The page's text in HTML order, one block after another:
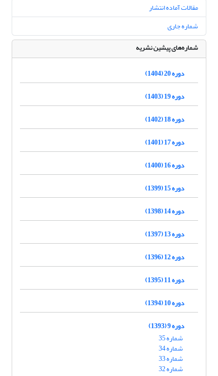
مقالات آماده انتشار
شماره جاری
شماره‌های پیشین نشریه
دوره 20 (1404)
دوره 19 (1403)
دوره 18 (1402)
دوره 17 (1401)
دوره 16 (1400)
دوره 15 (1399)
دوره 14 (1398)
دوره 13 (1397)
دوره 12 (1396)
دوره 11 (1395)
دوره 10 (1394)
دوره 9 (1393)
شماره 35
شماره 34
شماره 33
شماره 32